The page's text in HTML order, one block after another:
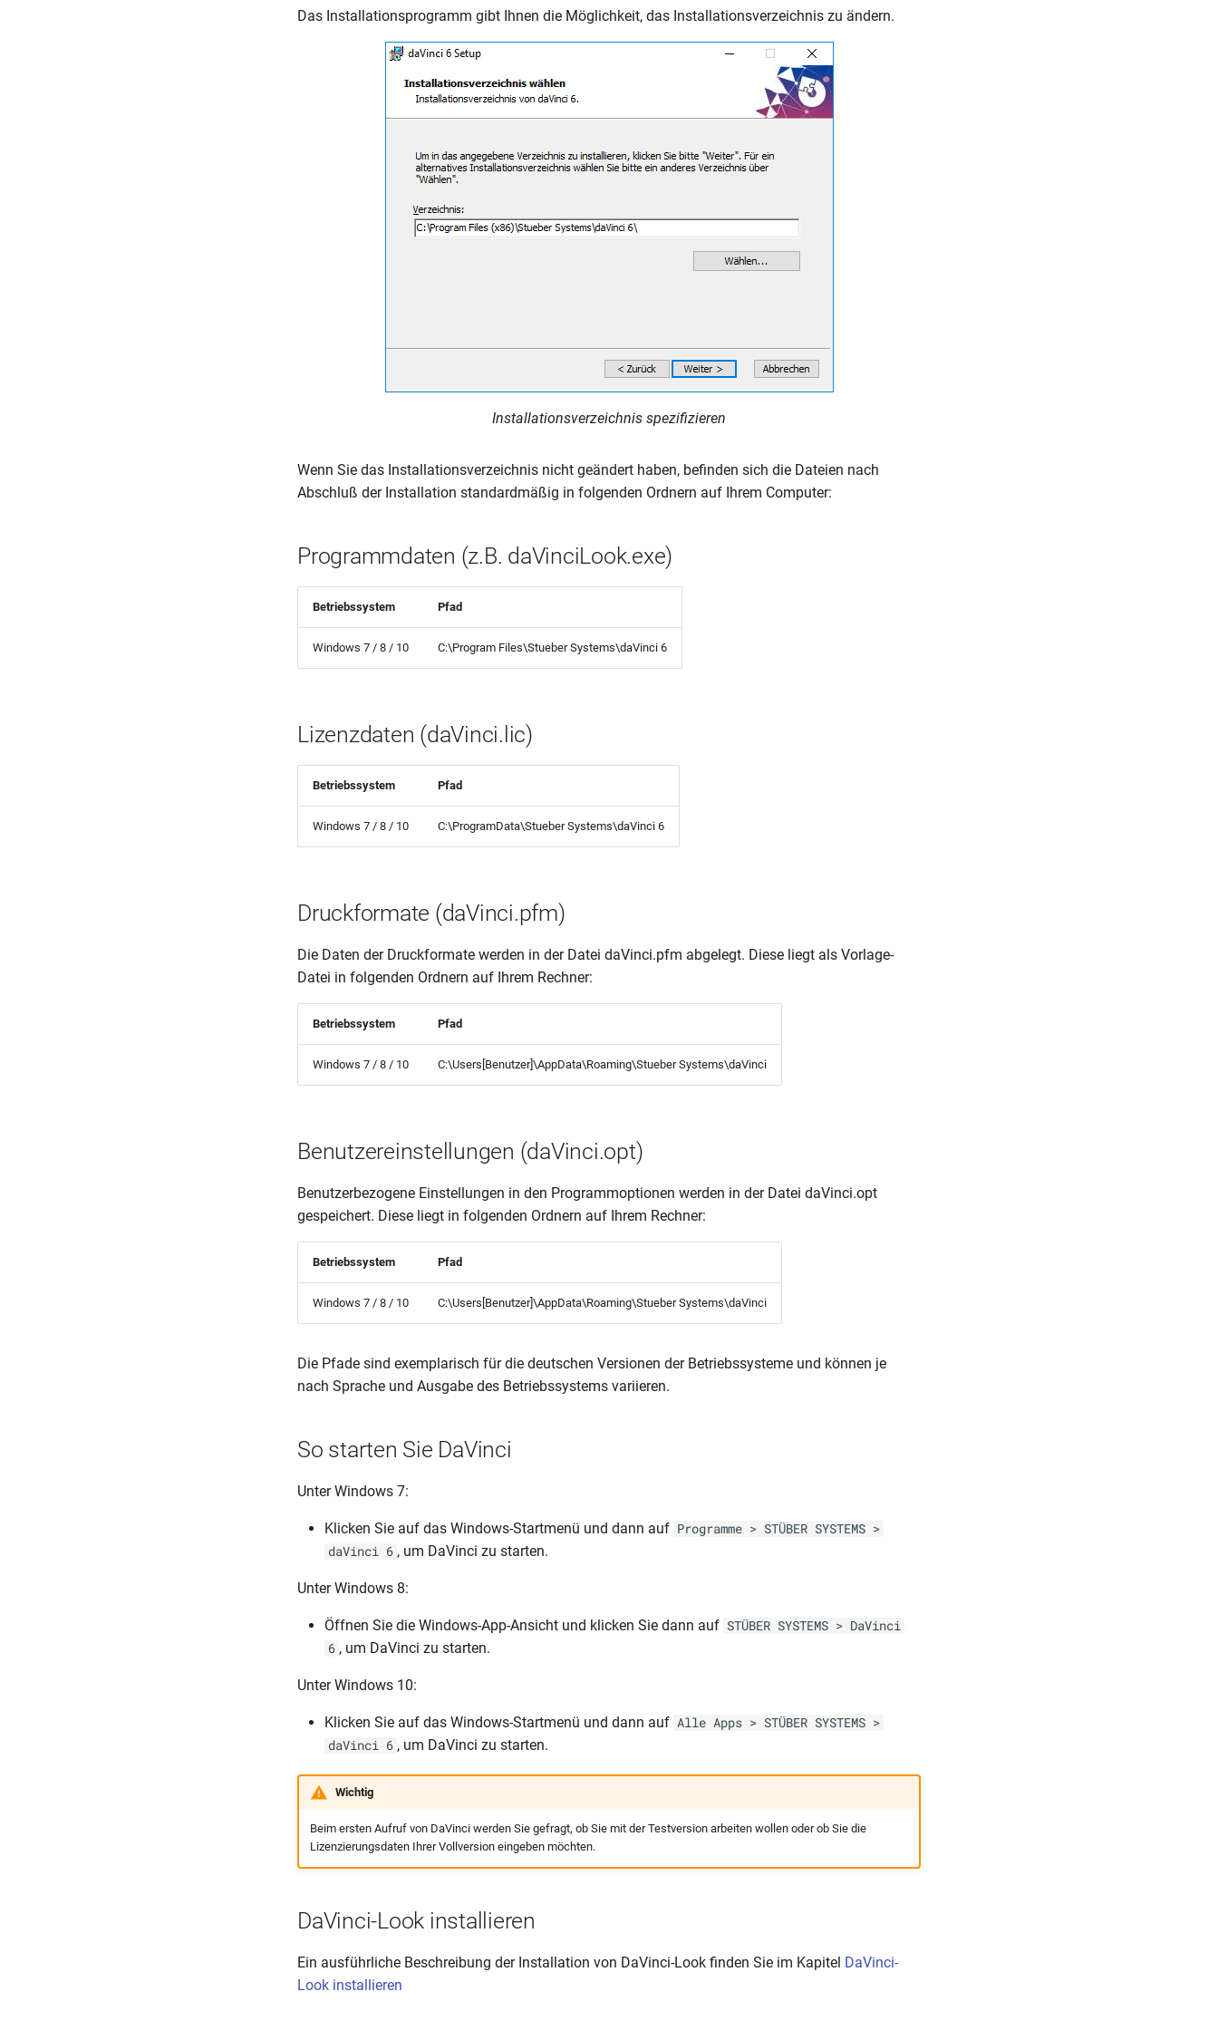
Das Installationsprogramm gibt Ihnen die Möglichkeit, das Installationsverzeichnis zu ändern.
Installationsverzeichnis spezifizieren
Wenn Sie das Installationsverzeichnis nicht geändert haben, befinden sich die Dateien nach
Abschluß der Installation standardmäßig in folgenden Ordnern auf Ihrem Computer:
Programmdaten (z.B. daVinciLook.exe)
Betriebssystem Pfad
Windows 7 / 8 / 10 C:\Program Files\Stueber Systems\daVinci 6
Lizenzdaten (daVinci.lic)
Betriebssystem Pfad
Windows 7 / 8 / 10 C:\ProgramData\Stueber Systems\daVinci 6
Druckformate (daVinci.pfm)
Die Daten der Druckformate werden in der Datei daVinci.pfm abgelegt. Diese liegt als Vorlage-
Datei in folgenden Ordnern auf Ihrem Rechner:
Betriebssystem Pfad
Windows 7 / 8 / 10 C:\Users[Benutzer]\AppData\Roaming\Stueber Systems\daVinci
Benutzereinstellungen (daVinci.opt)
Benutzerbezogene Einstellungen in den Programmoptionen werden in der Datei daVinci.opt
gespeichert. Diese liegt in folgenden Ordnern auf Ihrem Rechner:
Betriebssystem Pfad
Windows 7 / 8 / 10 C:\Users[Benutzer]\AppData\Roaming\Stueber Systems\daVinci
Die Pfade sind exemplarisch für die deutschen Versionen der Betriebssysteme und können je
nach Sprache und Ausgabe des Betriebssystems variieren.
So starten Sie DaVinci
Unter Windows 7:
Klicken Sie auf das Windows-Startmenü und dann auf Programme > STÜBER SYSTEMS >
daVinci 6 , um DaVinci zu starten.
Unter Windows 8:
Öffnen Sie die Windows-App-Ansicht und klicken Sie dann auf STÜBER SYSTEMS > DaVinci
6 , um DaVinci zu starten.
Unter Windows 10:
Klicken Sie auf das Windows-Startmenü und dann auf Alle Apps > STÜBER SYSTEMS >
daVinci 6 , um DaVinci zu starten.
Wichtig
Beim ersten Aufruf von DaVinci werden Sie gefragt, ob Sie mit der Testversion arbeiten wollen oder ob Sie die
Lizenzierungsdaten Ihrer Vollversion eingeben möchten.
DaVinci-Look installieren
Ein ausführliche Beschreibung der Installation von DaVinci-Look finden Sie im Kapitel DaVinci-
Look installieren